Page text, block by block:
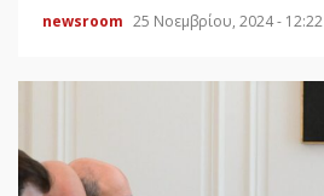
newsroom 25 Νοεμβρίου, 2024 - 12:22